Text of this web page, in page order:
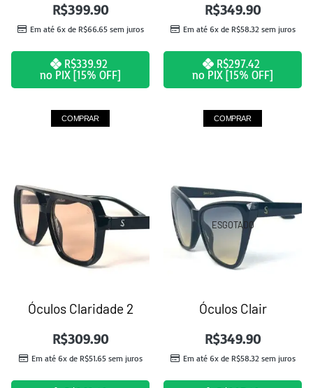
R$399.90
Em até 6x de R$66.65sem juros
R$339.92
no PIX [15% OFF]
COMPRAR
R$349.90
Em até 6x de R$58.32sem juros
R$297.42
no PIX [15% OFF]
COMPRAR
Óculos Claridade 2
R$309.90
Em até 6x de R$51.65sem juros
ESGOTADO
Óculos Clair
R$349.90
Em até 6x de R$58.32 sem juros